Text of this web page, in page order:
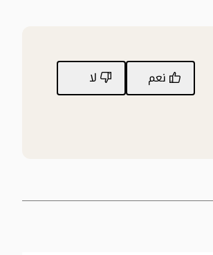
نعم لا